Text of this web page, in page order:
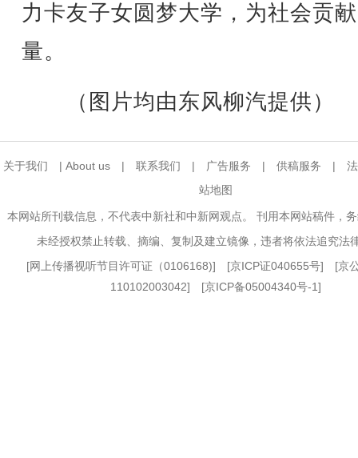
力卡友子女圆梦大学，为社会贡
量。
（图片均由东风柳汽提供）
关于我们 | About us | 联系我们 | 广告服务 | 供稿服务 |
站地图
本网站所刊载信息，不代表中新社和中新网观点。 刊用本网站稿件，
未经授权禁止转载、摘编、复制及建立镜像，违者将依法追究法
[网上传播视听节目许可证（0106168)] [京ICP证040655号] [京
110102003042] [京ICP备05004340号-1]